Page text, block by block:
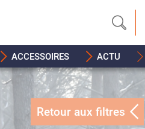
ACCESSOIRES ACTU
Retour aux filtres